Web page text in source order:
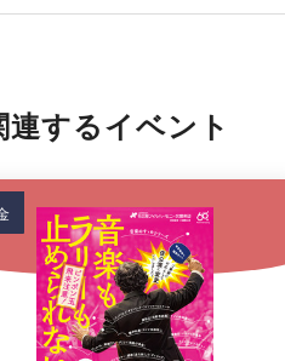
するイベント